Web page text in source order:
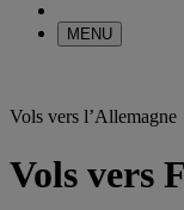
MENU
Vols vers l’Allemagne
Vols vers